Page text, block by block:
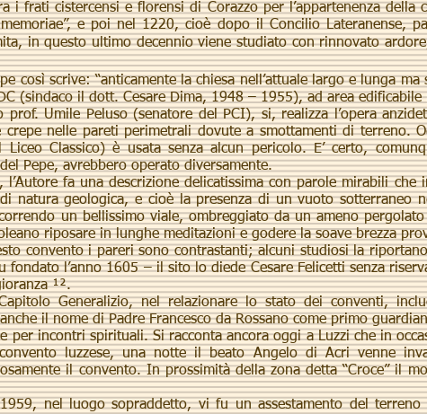
i frati cistercensi e florensi di Corazzo per l’appartenenza della
e poi nel 1220, cioè dopo il Concilio Lateranense,
in questo ultimo decennio viene studiato con rinnovato
così scrive: “anticamente la chiesa nell’attuale largo e lunga
(sindaco il dott. Cesare Dima, 1948 – 1955), ad area
Umile Peluso (senatore del PCI), si, realizza l’opera
crepe nelle pareti perimetrali dovute a smottamenti di terreno.
Classico) è usata senza alcun pericolo. E’ certo,
Pepe, avrebbero operato diversamente.
fa una descrizione delicatissima con parole mirabili che
natura geologica, e cioè la presenza di un vuoto sotterraneo
un bellissimo viale, ombreggiato da un ameno
riposare in lunghe meditazioni e godere la soave brezza
convento i pareri sono contrastanti; alcuni studiosi la
fondato l’anno 1605 – il sito lo diede Cesare Felicetti senza
¹².
Generalizio, nel relazionare lo stato dei conventi,
il nome di Padre Francesco da Rossano come primo
incontri spirituali. Si racconta ancora oggi a Luzzi che in
luzzese, una notte il beato Angelo di Acri venne
il convento. In prossimità della zona detta “Croce” il
nel luogo sopraddetto, vi fu un assestamento del terreno